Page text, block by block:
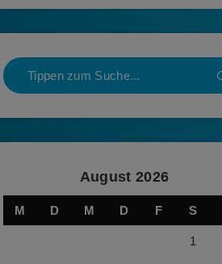
August 2026
M D M D F S
1